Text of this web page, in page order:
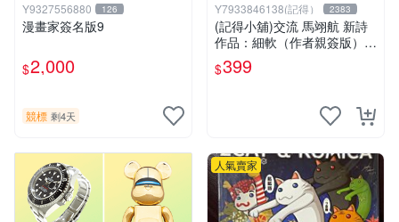
Y9327556880 126
漫畫家簽名版9
$2,000
競標 剩4天
Y7933846138(記得） 2383
(記得小舖)交流 馬翊航 新詩
作品：細軟（作者親簽版）全
新 換張景嵐成語蕎張艾亞辜
莞允鄭家純等簽名寫真書
$399
人氣賣家